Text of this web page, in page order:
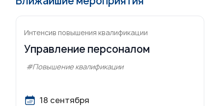
Интенсив повышения квалификации
Управление персоналом
#Повышение квалификации
18 сентября